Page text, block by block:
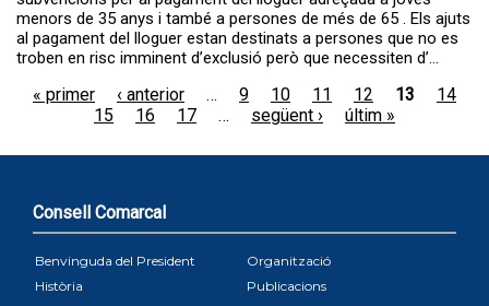
menors de 35 anys i també a persones de més de 65 . Els ajuts
al pagament del lloguer estan destinats a persones que no es
troben en risc imminent d’exclusió però que necessiten d’...
Pàgines
« primer ‹ anterior … 9 10 11 12 13
14
15
16 17 … següent › últim »
Consell Comarcal
Benvinguda del President
Organització
Història
Publicacions